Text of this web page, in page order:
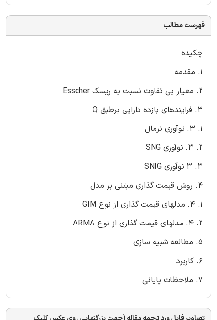
فهرست مطالب
چکیده
1. مقدمه
2. معیار بی تفاوت نسبت به ریسک Esscher
3. فرایندهای بازده دارایی برطبق Q
1. 3. نوآوری نرمال
2. 3. نوآوری SNG
3. 3 نوآوری SNIG
4. روش قیمت گذاری مبتنی بر مدل
1. 4. مدلهای قیمت گذاری از نوع GIM
2. 4. مدلهای قیمت گذاری از نوع ARMA
5. مطالعه شبیه سازی
6. کاربرد
7. ملاحظات پایانی